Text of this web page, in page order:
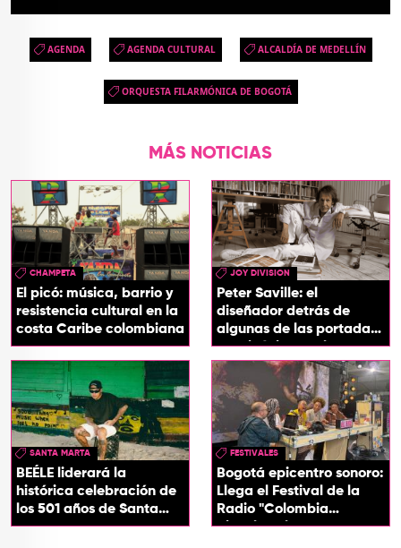
AGENDA AGENDA CULTURAL ALCALDÍA DE MEDELLÍN
ORQUESTA FILARMÓNICA DE BOGOTÁ
MÁS NOTICIAS
CHAMPETA
El picó: música, barrio y
resistencia cultural en la
costa Caribe colombiana
JOY DIVISION
Peter Saville: el
diseñador detrás de
algunas de las portadas
más icónicas del rock
SANTA MARTA
BEÉLE liderará la
histórica celebración de
los 501 años de Santa
Marta
FESTIVALES
Bogotá epicentro sonoro:
Llega el Festival de la
Radio "Colombia
Biocultural" 2026